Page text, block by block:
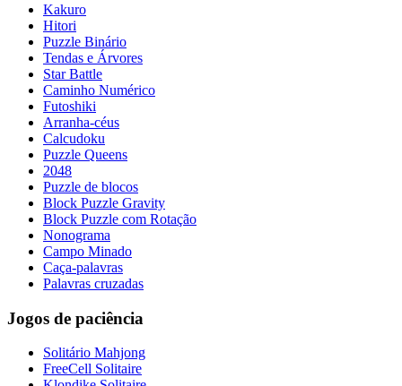
Kakuro
Hitori
Puzzle Binário
Tendas e Árvores
Star Battle
Caminho Numérico
Futoshiki
Arranha-céus
Calcudoku
Puzzle Queens
2048
Puzzle de blocos
Block Puzzle Gravity
Block Puzzle com Rotação
Nonograma
Campo Minado
Caça-palavras
Palavras cruzadas
Jogos de paciência
Solitário Mahjong
FreeCell Solitaire